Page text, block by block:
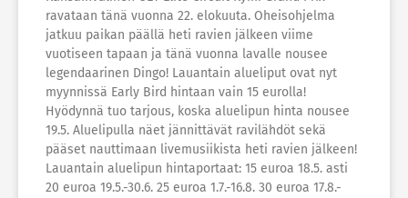
ravataan tänä vuonna 22. elokuuta. Oheisohjelma
jatkuu paikan päällä heti ravien jälkeen viime
vuotiseen tapaan ja tänä vuonna lavalle nousee
legendaarinen Dingo! Lauantain alueliput ovat nyt
myynnissä Early Bird hintaan vain 15 eurolla!
Hyödynnä tuo tarjous, koska aluelipun hinta nousee
19.5. Aluelipulla näet jännittävät ravilähdöt sekä
pääset nauttimaan livemusiikista heti ravien jälkeen!
Lauantain aluelipun hintaportaat: 15 euroa 18.5. asti
20 euroa 19.5.-30.6. 25 euroa 1.7.-16.8. 30 euroa 17.8.-